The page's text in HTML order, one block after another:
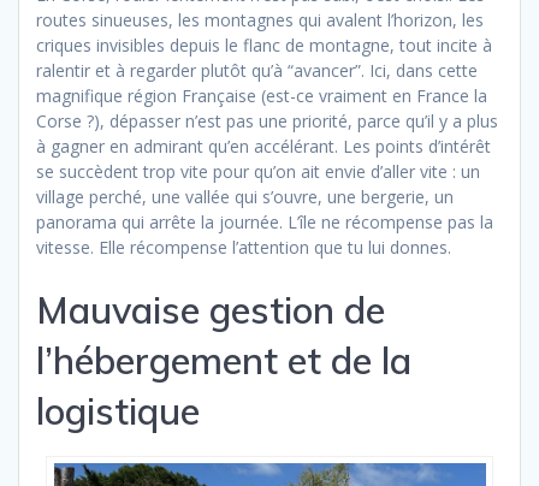
routes sinueuses, les montagnes qui avalent l’horizon, les
criques invisibles depuis le flanc de montagne, tout incite à
ralentir et à regarder plutôt qu’à “avancer”. Ici, dans cette
magnifique région Française (est-ce vraiment en France la
Corse ?), dépasser n’est pas une priorité, parce qu’il y a plus
à gagner en admirant qu’en accélérant. Les points d’intérêt
se succèdent trop vite pour qu’on ait envie d’aller vite : un
village perché, une vallée qui s’ouvre, une bergerie, un
panorama qui arrête la journée. L’île ne récompense pas la
vitesse. Elle récompense l’attention que tu lui donnes.
Mauvaise gestion de
l’hébergement et de la
logistique